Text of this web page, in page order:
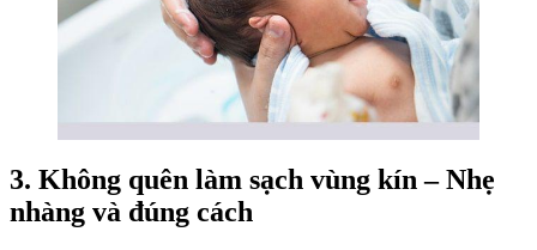
3. Không quên làm sạch vùng kín – Nhẹ
nhàng và đúng cách